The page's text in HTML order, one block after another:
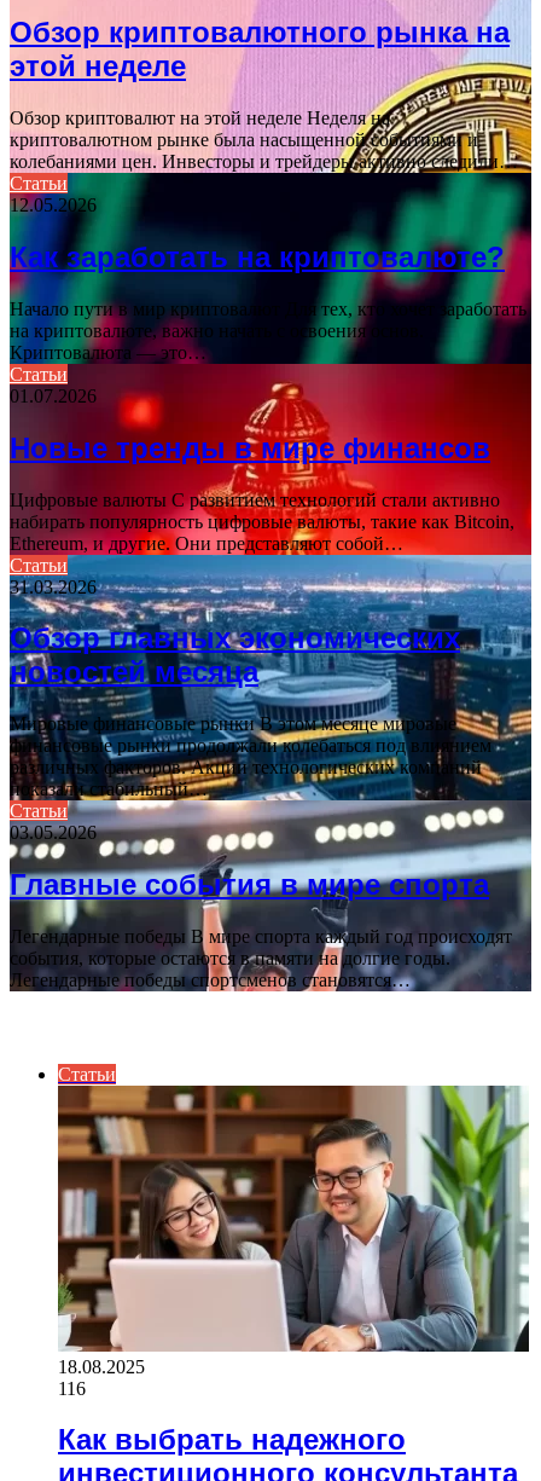
Обзор криптовалютного рынка на
этой неделе
Обзор криптовалют на этой неделе Неделя на
криптовалютном рынке была насыщенной событиями и
колебаниями цен. Инвесторы и трейдеры активно следили…
Статьи
12.05.2026
Как заработать на криптовалюте?
Начало пути в мир криптовалют Для тех, кто хочет заработать
на криптовалюте, важно начать с освоения основ.
Криптовалюта — это…
Статьи
01.07.2026
Новые тренды в мире финансов
Цифровые валюты С развитием технологий стали активно
набирать популярность цифровые валюты, такие как Bitcoin,
Ethereum, и другие. Они представляют собой…
Статьи
31.03.2026
Обзор главных экономических
новостей месяца
Мировые финансовые рынки В этом месяце мировые
финансовые рынки продолжали колебаться под влиянием
различных факторов. Акции технологических компаний
показали стабильный…
Статьи
03.05.2026
Главные события в мире спорта
Легендарные победы В мире спорта каждый год происходят
события, которые остаются в памяти на долгие годы.
Легендарные победы спортсменов становятся…
Статьи
18.08.2025
116
Как выбрать надежного
инвестиционного консультанта